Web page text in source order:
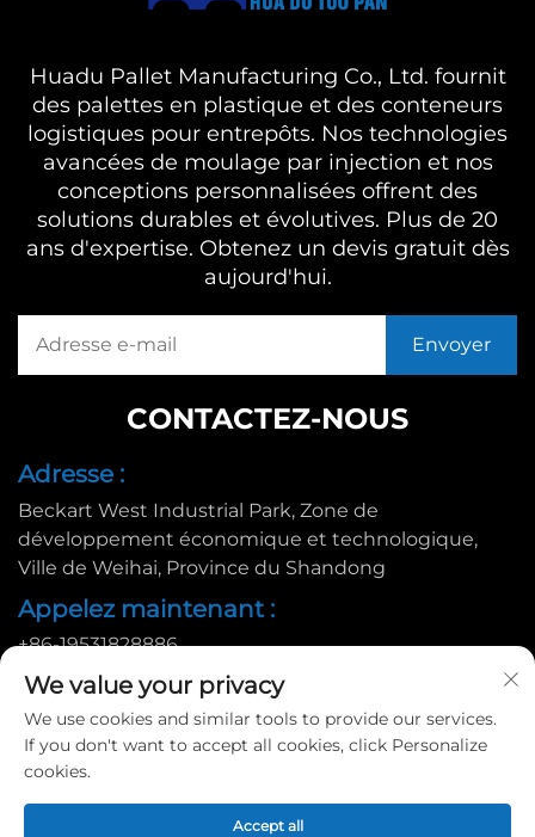
Huadu Pallet Manufacturing Co., Ltd. fournit
des palettes en plastique et des conteneurs
logistiques pour entrepôts. Nos technologies
avancées de moulage par injection et nos
conceptions personnalisées offrent des
solutions durables et évolutives. Plus de 20
ans d'expertise. Obtenez un devis gratuit dès
aujourd'hui.
CONTACTEZ-NOUS
Adresse :
Beckart West Industrial Park, Zone de
développement économique et technologique,
Ville de Weihai, Province du Shandong
Appelez maintenant :
+86-19531828886
E-mail :
[email protected]
Copyright © 2025 par Huadu Pallet Manufacturing Co., Ltd. |
We value your privacy
We use cookies and similar tools to provide our services.
If you don't want to accept all cookies, click Personalize
cookies.
Accept all